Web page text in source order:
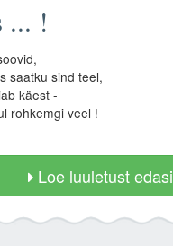
... !
saatku sind teel,
käest -
rohkemgi veel !
Loe luuletust edasi